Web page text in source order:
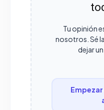
Tu opinión
nosotros. Sé
dejar